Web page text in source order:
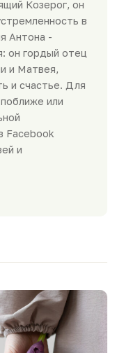
Козерог, он
в
Антона -
он гордый отец
и Матвея,
и счастье. Для
или
Facebook
и